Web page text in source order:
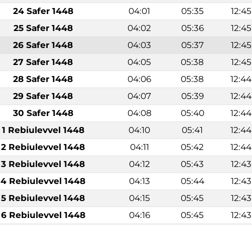
24 Safer 1448 04:01 05:35 12:45
25 Safer 1448 04:02 05:36 12:45
26 Safer 1448 04:03 05:37 12:45
27 Safer 1448 04:05 05:38 12:45
28 Safer 1448 04:06 05:38 12:44
29 Safer 1448 04:07 05:39 12:44
30 Safer 1448 04:08 05:40 12:44
1 Rebiulevvel 1448 04:10 05:41 12:44
2 Rebiulevvel 1448 04:11 05:42 12:44
3 Rebiulevvel 1448 04:12 05:43 12:43
4 Rebiulevvel 1448 04:13 05:44 12:43
5 Rebiulevvel 1448 04:15 05:45 12:43
6 Rebiulevvel 1448 04:16 05:45 12:43